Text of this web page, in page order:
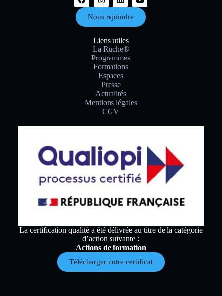
Nous rejoindre
Liens utiles
La Ruche®
Programmes
Formations
Espaces
Presse
Actualités
Mentions légales
CGV
La certification qualité a été délivrée au titre de la catégorie
d’action suivante :
Actions de formation
Télécharger notre certificat